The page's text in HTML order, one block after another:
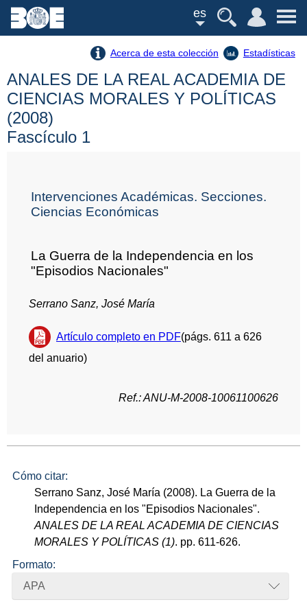
es
Acerca de esta colección Estadísticas
ANALES DE LA REAL ACADEMIA DE
CIENCIAS MORALES Y POLÍTICAS
(2008)
Fascículo 1
Intervenciones Académicas. Secciones.
Ciencias Económicas
La Guerra de la Independencia en los
"Episodios Nacionales"
Serrano Sanz, José María
Artículo completo en PDF(págs. 611 a 626
del anuario)
Ref.: ANU-M-2008-10061100626
Cómo citar:
Serrano Sanz, José María (2008). La Guerra de la
Independencia en los "Episodios Nacionales".
ANALES DE LA REAL ACADEMIA DE CIENCIAS
MORALES Y POLÍTICAS (1). pp. 611-626.
Formato:
APA